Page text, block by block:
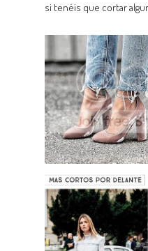
si tenéis que cortar